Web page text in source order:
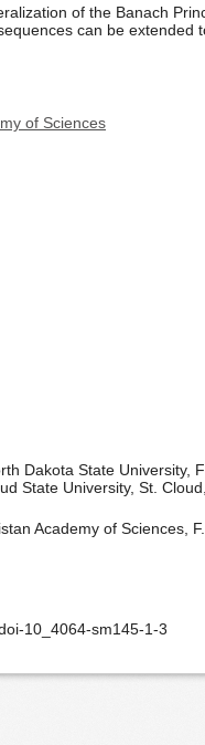
of the Banach
can be extended
of Sciences
Dakota State University,
State University, St.
Academy of Sciences,
10_4064-sm145-1-3